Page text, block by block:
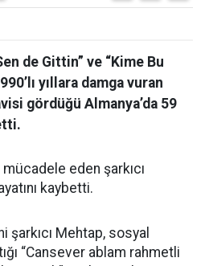
de Gittin” ve “Kime Bu
yıllara damga vuran
gördüğü Almanya’da 59
eden şarkıcı
kaybetti.
şarkıcı Mehtap, sosyal
“Cansever ablam rahmetli